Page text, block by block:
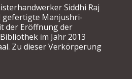
Siddhi Raj
gefertigte Manjushri-
der Eröffnung der
im Jahr 2013
Zu dieser Verkörperung